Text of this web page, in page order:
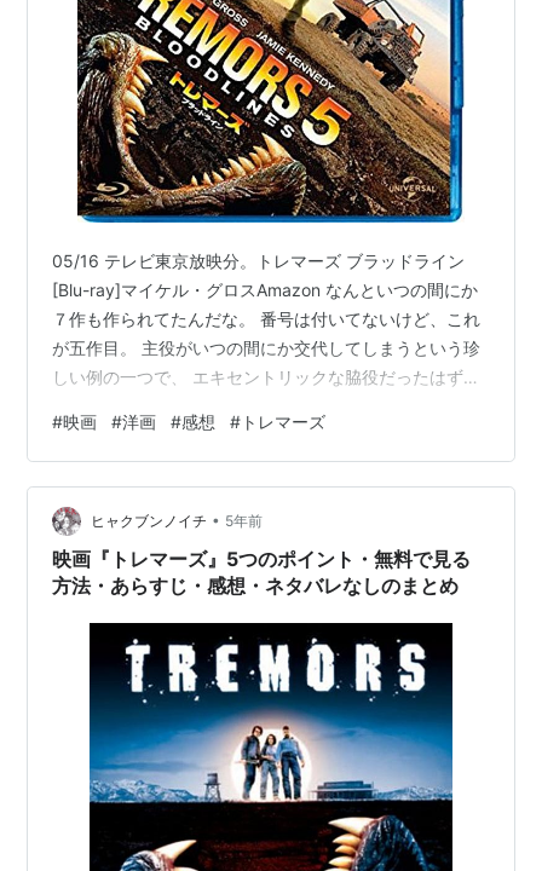
05/16 テレビ東京放映分。トレマーズ ブラッドライン
[Blu-ray]マイケル・グロスAmazon なんといつの間にか
７作も作られてたんだな。 番号は付いてないけど、これ
が五作目。 主役がいつの間にか交代してしまうという珍
しい例の一つで、 エキセントリックな脇役だったはずの
の構図のようだな。 これだけのシリーズ物だと、ほぼ例
外なく当てはまるように、 シリーズ一作目だけがずば抜
けて良くて、 二作目以降はどんな頑張ってもそこそこ、
というまさにそのまま。 （ただ、そこそこは楽しめちゃ
うもんだから、ずるずるというパターン） 登場人物が少
な目で、…
#映画 #洋画 #感想 # トレマーズ
ヒャクブンノイチ • 5年前
映画『トレマーズ』5つのポイント・無料で見る
方法・あらすじ・感想・ネタバレなしのまとめ